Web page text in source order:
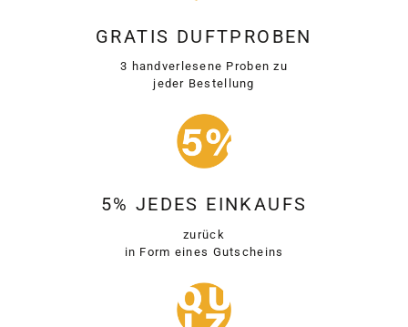
GRATIS DUFTPROBEN
3 handverlesene Proben zu
jeder Bestellung
5% JEDES EINKAUFS
zurück
in Form eines Gutscheins